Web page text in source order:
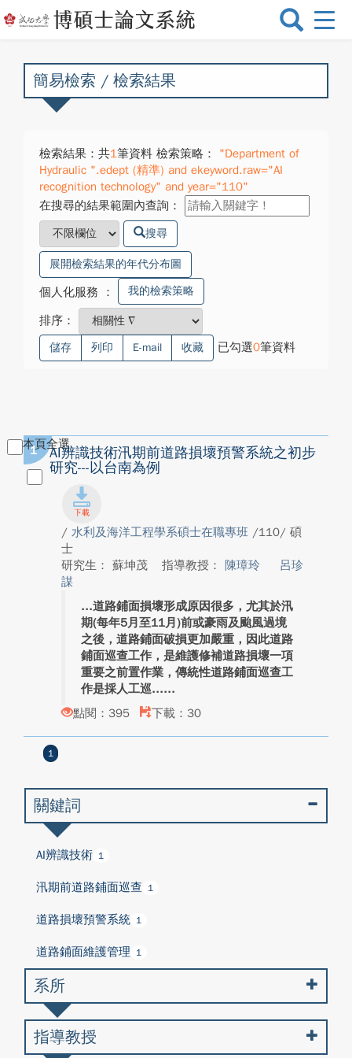
選
換
簡易檢索 / 檢索結果
檢索結果：共1筆資料 檢索策略：
"Department of
Hydraulic ".edept (精準) and ekeyword.raw="AI
recognition technology" and year="110"
在搜尋的結果範圍內查詢：
搜尋
展開檢索結果的年代分布圖
個人化服務 ： 我的檢索策略
排序：
儲存 列印 E-mail 收藏 已勾選0筆資料
本頁全選
1
AI辨識技術汛期前道路損壞預警系統之初步
研究---以台南為例
/ 水利及海洋工程學系碩士在職專班 /110/ 碩
士
研究生： 蘇坤茂
指導教授： 陳璋玲
呂珍
謀
道路鋪面損壞形成原因很多，尤其於汛
期(每年5月至11月)前或豪雨及颱風過境
之後，道路鋪面破損更加嚴重，因此道路
鋪面巡查工作，是維護修補道路損壞一項
重要之前置作業，傳統性道路鋪面巡查工
作是採人工巡...
點閱：395
下載：30
1
關鍵詞
AI辨識技術 1
汛期前道路鋪面巡查 1
道路損壞預警系統 1
道路鋪面維護管理 1
系所
指導教授